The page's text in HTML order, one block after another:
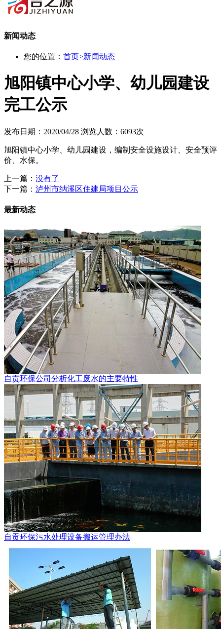
新闻动态
您的位置： 首页>新闻动态
旭阳镇中心小学、幼儿园建设
完工公示
发布日期：2020/04/28 浏览人数：6093次
旭阳镇中心小学、幼儿园建设，编制安全设施设计、安全预评
价、水保。
上一篇： 没有了
下一篇： 泸州市纳溪区住建局项目公示
最新动态
自贡环保公司分析化工废水的主要特性
自贡环保污水处理设备搬运管理办法